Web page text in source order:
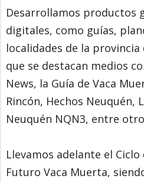
Desarrollamos productos
digitales, como guías,
localidades de la
que se destacan medios
News, la Guía de Vaca
Rincón, Hechos Neuquén,
Neuquén NQN3, entre
Llevamos adelante el
Futuro Vaca Muerta,